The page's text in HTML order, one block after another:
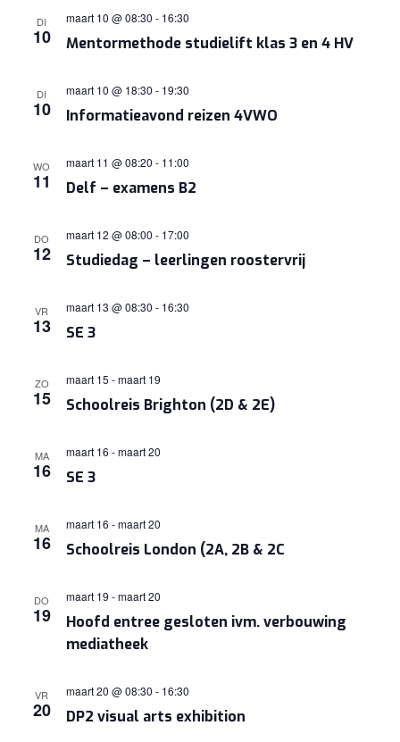
DI
10 Mentormethode studielift klas 3 en 4 HV
maart 10 @ 08:30 - 16:30
DI
10 Informatieavond reizen 4VWO
maart 10 @ 18:30 - 19:30
WO
11 Delf – examens B2
maart 11 @ 08:20 - 11:00
DO
12 Studiedag – leerlingen roostervrij
maart 12 @ 08:00 - 17:00
VR
13 SE 3
maart 13 @ 08:30 - 16:30
ZO
15 Schoolreis Brighton (2D & 2E)
maart 15 -maart 19
MA
16 SE 3
maart 16 -maart 20
MA
16 Schoolreis London (2A, 2B & 2C
maart 16 -maart 20
DO
19
Hoofd entree gesloten ivm. verbouwing
mediatheek
maart 19 -maart 20
VR
20 DP2 visual arts exhibition
maart 20 @ 08:30 - 16:30